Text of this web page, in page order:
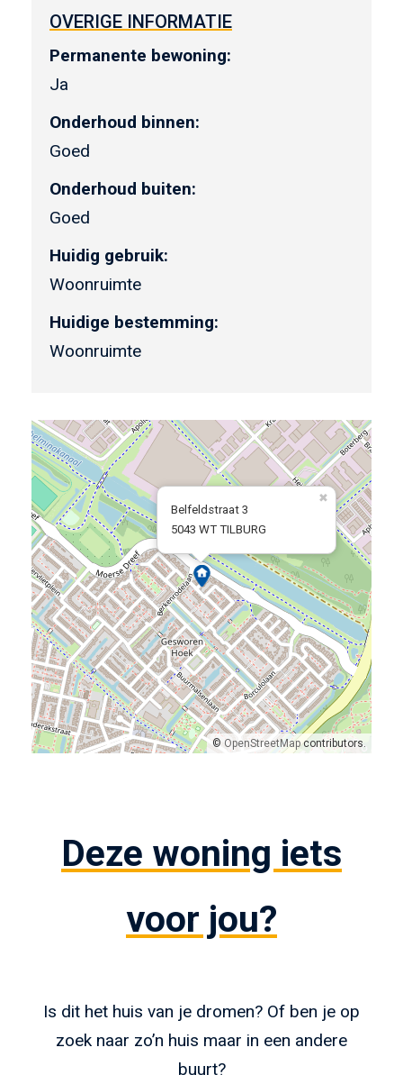
OVERIGE INFORMATIE
Permanente bewoning:
Ja
Onderhoud binnen:
Goed
Onderhoud buiten:
Goed
Huidig gebruik:
Woonruimte
Huidige bestemming:
Woonruimte
Belfeldstraat 3
5043 WT TILBURG
© OpenStreetMapcontributors.
Deze woning iets
voor jou?
Is dit het huis van je dromen? Of ben je op
zoek naar zo’n huis maar in een andere
buurt?